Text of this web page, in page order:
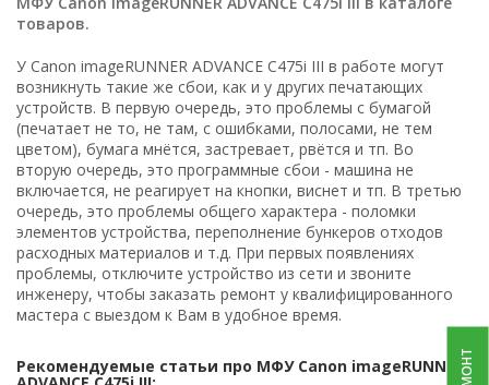
товаров.
У Canon imageRUNNER ADVANCE C475i III в работе могут
возникнуть такие же сбои, как и у других печатающих
устройств. В первую очередь, это проблемы с бумагой
(печатает не то, не там, с ошибками, полосами, не тем
цветом), бумага мнётся, застревает, рвётся и тп. Во
вторую очередь, это программные сбои - машина не
включается, не реагирует на кнопки, виснет и тп. В третью
очередь, это проблемы общего характера - поломки
элементов устройства, переполнение бункеров отходов
расходных материалов и т.д. При первых появлениях
проблемы, отключите устройство из сети и звоните
инженеру, чтобы заказать ремонт у квалифицированного
мастера с выездом к Вам в удобное время.
Рекомендуемые статьи про МФУ Canon imageRUNNER